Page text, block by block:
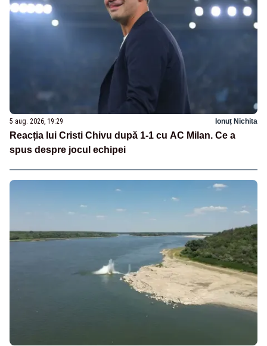
5 aug. 2026, 19:29 Ionuț Nichita
Reacția lui Cristi Chivu după 1-1 cu AC Milan. Ce a
spus despre jocul echipei